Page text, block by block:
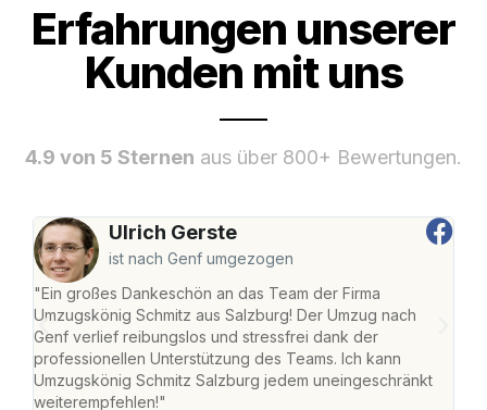
Erfahrungen unserer
Kunden mit uns
4.9 von 5 Sternen aus über 800+ Bewertungen.
Ulrich Gerste
ist nach Genf umgezogen
"Ein großes Dankeschön an das Team der Firma
Umzugskönig Schmitz aus Salzburg! Der Umzug nach
Genf verlief reibungslos und stressfrei dank der
professionellen Unterstützung des Teams. Ich kann
Umzugskönig Schmitz Salzburg jedem uneingeschränkt
weiterempfehlen!"